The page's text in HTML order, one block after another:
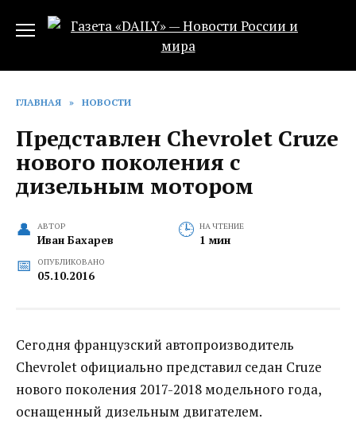
ГЛАВНАЯ » НОВОСТИ
Представлен Chevrolet Cruze
нового поколения с
дизельным мотором
АВТОР
Иван Бахарев
НА ЧТЕНИЕ
1 мин
ОПУБЛИКОВАНО
05.10.2016
Сегодня французский автопроизводитель
Chevrolet официально представил седан Cruze
нового поколения 2017-2018 модельного года,
оснащенный дизельным двигателем.